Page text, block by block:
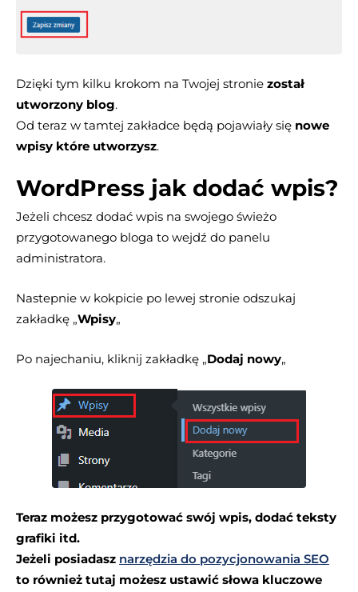
Dzięki tym kilku krokom na Twojej stronie został
utworzony blog.
Od teraz w tamtej zakładce będą pojawiały się nowe
wpisy które utworzysz.
WordPress jak dodać wpis?
Jeżeli chcesz dodać wpis na swojego świeżo
przygotowanego bloga to wejdź do panelu
administratora.
Nastepnie w kokpicie po lewej stronie odszukaj
zakładkę „Wpisy„
Po najechaniu, kliknij zakładkę „Dodaj nowy„
Teraz możesz przygotować swój wpis, dodać teksty
grafiki itd.
Jeżeli posiadasz narzędzia do pozycjonowania SEO
to również tutaj możesz ustawić słowa kluczowe